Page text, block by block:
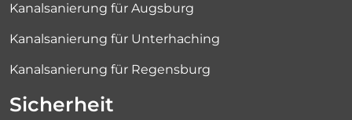
Kanalsanierung für Augsburg
Kanalsanierung für Unterhaching
Kanalsanierung für Regensburg
Sicherheit